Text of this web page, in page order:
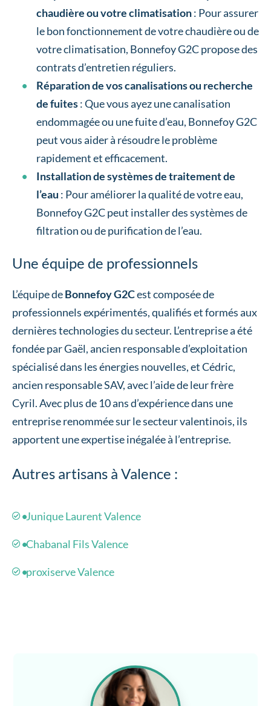
chaudière ou votre climatisation: Pour assurer
le bon fonctionnement de votre chaudière ou de
votre climatisation, Bonnefoy G2C propose des
contrats d’entretien réguliers.
Réparation de vos canalisations ou recherche
de fuites: Que vous ayez une canalisation
endommagée ou une fuite d’eau, Bonnefoy G2C
peut vous aider à résoudre le problème
rapidement et efficacement.
Installation de systèmes de traitement de
l’eau : Pour améliorer la qualité de votre eau,
Bonnefoy G2C peut installer des systèmes de
filtration ou de purification de l’eau.
Une équipe de professionnels
L’équipe deBonnefoy G2Cest composée de
professionnels expérimentés, qualifiés et formés aux
dernières technologies du secteur. L’entreprise a été
fondée par Gaël, ancien responsable d’exploitation
spécialisé dans les énergies nouvelles, et Cédric,
ancien responsable SAV, avec l’aide de leur frère
Cyril. Avec plus de 10 ans d’expérience dans une
entreprise renommée sur le secteur valentinois, ils
apportent une expertise inégalée à l’entreprise.
Autres artisans à Valence :
Junique Laurent Valence
Chabanal Fils Valence
proxiserve Valence